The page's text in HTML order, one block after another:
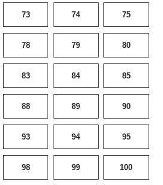
73 74 75
78 79 80
83 84 85
88 89 90
93 94 95
98 99 100